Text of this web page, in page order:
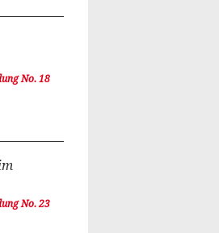
No. 18
No. 23